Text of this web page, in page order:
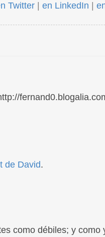
Twitter en LinkedIn
de David.
como débiles; y como